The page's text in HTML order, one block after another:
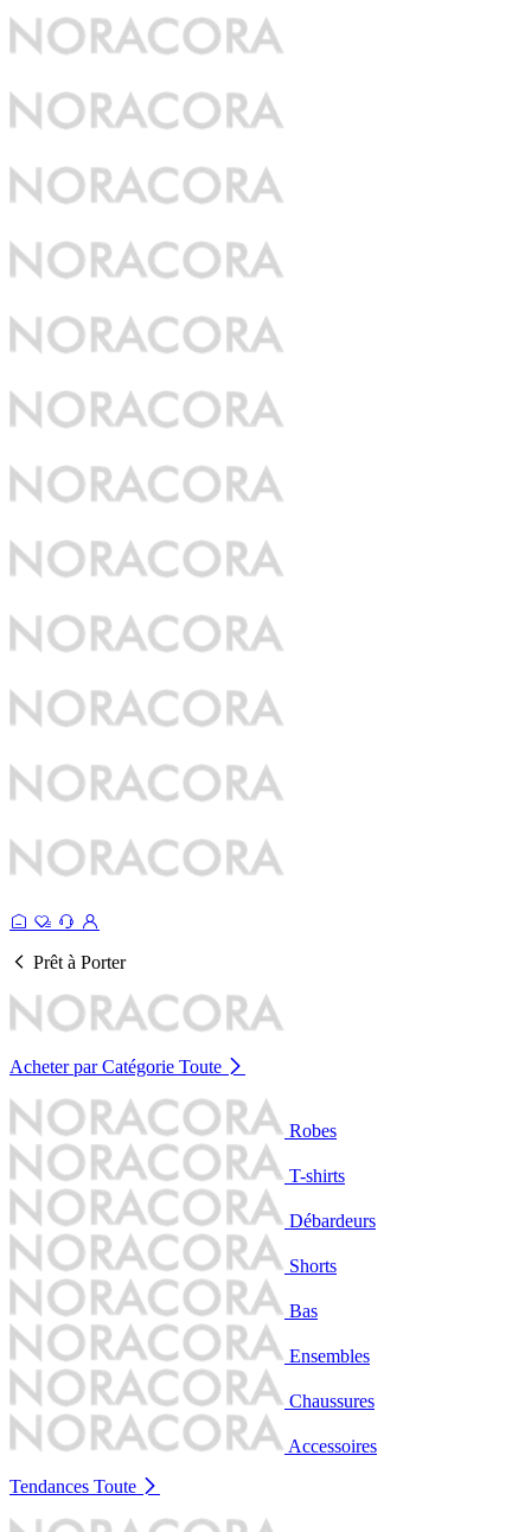
Prêt à Porter
Acheter par Catégorie Toute
Robes
T-shirts
Débardeurs
Shorts
Bas
Ensembles
Chaussures
Accessoires
Tendances Toute